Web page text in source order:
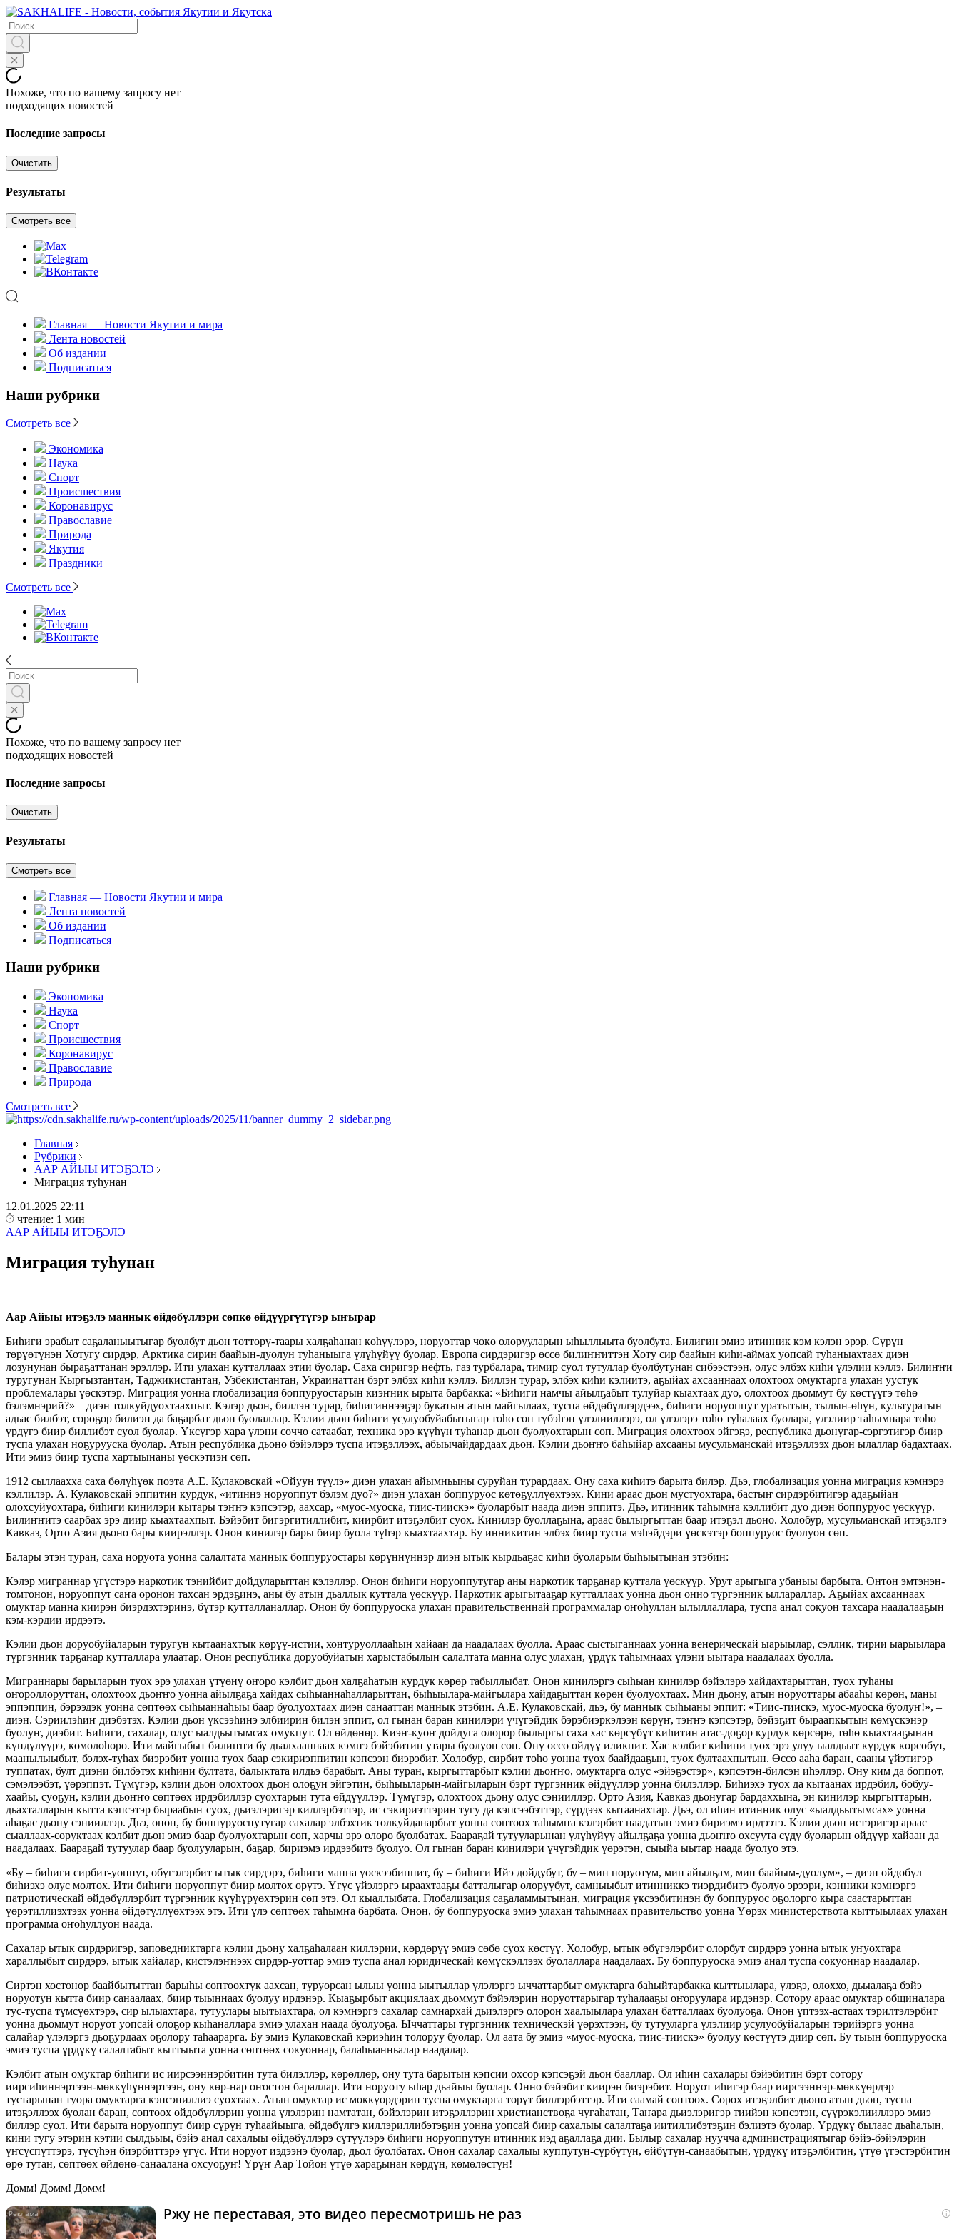
Похоже, что по вашему запросу нет
подходящих новостей
Последние запросы
Очистить
Результаты
Смотреть все
Главная — Новости Якутии и мира
Лента новостей
Об издании
Подписаться
Наши рубрики
Смотреть все
Экономика
Наука
Спорт
Происшествия
Коронавирус
Православие
Природа
Якутия
Праздники
Смотреть все
Похоже, что по вашему запросу нет
подходящих новостей
Последние запросы
Очистить
Результаты
Смотреть все
Главная — Новости Якутии и мира
Лента новостей
Об издании
Подписаться
Наши рубрики
Экономика
Наука
Спорт
Происшествия
Коронавирус
Православие
Природа
Смотреть все
Главная
Рубрики
ААР АЙЫЫ ИТЭҔЭЛЭ
Миграция туһунан
12.01.2025 22:11
чтение: 1 мин
ААР АЙЫЫ ИТЭҔЭЛЭ
Миграция туһунан
Аар Айыы итэҕэлэ маннык өйдөбүллэри сөпкө өйдүүргүтүгэр ыҥырар
Биһиги эрабыт саҕаланыытыгар буолбут дьон төттөрү-таары халҕаһанан көһүүлэрэ, норуоттар чөкө олорууларын ыһыллыыта буолбута. Билигин эмиэ итинник кэм кэлэн эрэр. Сүрүн
төрүөтүнэн Хотугу сирдэр, Арктика сирин баайын-дуолун туһаныыга үлүһүйүү буолар. Европа сирдэригэр өссө билиҥҥиттэн Хоту сир баайын киһи-аймах уопсай туһаныахтаах диэн
лозунунан быраҕаттанан эрэллэр. Ити улахан кутталлаах этии буолар. Саха сиригэр нефть, газ турбалара, тимир суол тутуллар буолбутунан сибээстээн, олус элбэх киһи үлэлии кэллэ. Билиҥҥи
туругунан Кыргызтантан, Таджикистантан, Узбекистантан, Украинаттан бэрт элбэх киһи кэллэ. Биллэн турар, элбэх киһи кэлиитэ, аҕыйах ахсааннаах олохтоох омуктарга улахан уустук
проблемалары үөскэтэр. Миграция уонна глобализация боппуруостарын киэҥник ырыта барбакка: «Биһиги намчы айылҕабыт тулуйар кыахтаах дуо, олохтоох дьоммут бу көстүүгэ төһө
бэлэмнэрий?» – диэн толкуйдуохтаахпыт. Кэлэр дьон, биллэн турар, биһигиннээҕэр букатын атын майгылаах, туспа өйдөбүллэрдээх, биһиги норуоппут уратытын, тылын-өһүн, культуратын
адьас билбэт, сороҕор билиэн да баҕарбат дьон буолаллар. Кэлии дьон биһиги усулуобуйабытыгар төһө сөп түбэһэн үлэлииллэрэ, ол үлэлэрэ төһө туһалаах буолара, үлэлиир таһымнара төһө
үрдүгэ биир биллибэт суол буолар. Үксүгэр хара үлэни соччо сатаабат, техника эрэ күүһүн туһанар дьон буолуохтарын сөп. Миграция олохтоох эйгэҕэ, республика дьонугар-сэргэтигэр биир
туспа улахан ноҕурууска буолар. Атын республика дьоно бэйэлэрэ туспа итэҕэллээх, абыычайдардаах дьон. Кэлии дьоҥҥо баһыйар ахсааны мусульманскай итэҕэллээх дьон ылаллар бадахтаах.
Ити эмиэ биир туспа хартыынаны үөскэтиэн сөп.
1912 сыллаахха саха бөлүһүөк поэта А.Е. Кулаковскай «Ойуун түүлэ» диэн улахан айымньыны суруйан турардаах. Ону саха киһитэ барыта билэр. Дьэ, глобализация уонна миграция кэмнэрэ
кэллилэр. А. Кулаковскай эппитин курдук, «итиннэ норуоппут бэлэм дуо?» диэн улахан боппуруос көтөҕүллүөхтээх. Кини араас дьон мустуохтара, бастыҥ сирдэрбитигэр адаҕыйан
олохсуйуохтара, биһиги кинилэри кытары тэҥҥэ кэпсэтэр, аахсар, «муос-муоска, тиис-тиискэ» буоларбыт наада диэн эппитэ. Дьэ, итинник таһымҥа кэллибит дуо диэн боппуруос үөскүүр.
Билиҥҥитэ саарбах эрэ диир кыахтаахпыт. Бэйэбит бигэргитиллибит, киирбит итэҕэлбит суох. Кинилэр буоллаҕына, араас былыргыттан баар итэҕэл дьоно. Холобур, мусульманскай итэҕэлгэ
Кавказ, Орто Азия дьоно бары киирэллэр. Онон кинилэр бары биир буола түһэр кыахтаахтар. Бу инникитин элбэх биир туспа мэһэйдэри үөскэтэр боппуруос буолуон сөп.
Балары этэн туран, саха норуота уонна салалтата маннык боппуруостары көрүннүннэр диэн ытык кырдьаҕас киһи буоларым быһыытынан этэбин:
Кэлэр миграннар үгүстэрэ наркотик тэнийбит дойдуларыттан кэлэллэр. Онон биһиги норуоппутугар аны наркотик тарҕанар куттала үөскүүр. Урут арыгыга убаныы барбыта. Онтон эмтэнэн-
томтонон, норуоппут саҥа оронон тахсан эрдэҕинэ, аны бу атын дьаллык куттала үөскүүр. Наркотик арыгытааҕар кутталлаах уонна дьон онно түргэнник ыллараллар. Аҕыйах ахсааннаах
омуктар манна киирэн биэрдэхтэринэ, бүтэр кутталланаллар. Онон бу боппуруоска улахан правительственнай программалар оҥоһуллан ылыллаллара, туспа анал сокуон тахсара наадалааҕын
кэм-кэрдии ирдээтэ.
Кэлии дьон доруобуйаларын туругун кытаанахтык көрүү-истии, хонтуруоллааһын хайаан да наадалаах буолла. Араас сыстыганнаах уонна венерическай ыарыылар, сэллик, тирии ыарыылара
түргэнник тарҕанар кутталлара улаатар. Онон республика доруобуйатын харыстабылын салалтата манна олус улахан, үрдүк таһымнаах үлэни ыытара наадалаах буолла.
Миграннары барыларын туох эрэ улахан үтүөнү оҥоро кэлбит дьон халҕаһатын курдук көрөр табыллыбат. Онон кинилэргэ сыһыан кинилэр бэйэлэрэ хайдахтарыттан, туох туһаны
оҥороллоруттан, олохтоох дьоҥҥо уонна айылҕаҕа хайдах сыһыаннаһалларыттан, быһыылара-майгылара хайдаҕыттан көрөн буолуохтаах. Мин дьону, атын норуоттары абааһы көрөн, маны
эппэппин, бэрээдэк уонна сөптөөх сыһыаннаһыы баар буолуохтаах диэн санааттан маннык этэбин. А.Е. Кулаковскай, дьэ, бу маннык сыһыаны эппит: «Тиис-тиискэ, муос-муоска буолуҥ!», –
диэн. Сэриилэһиҥ диэбэтэх. Кэлии дьон үксээһинэ элбиирин билэн эппит, ол гынан баран кинилэри үчүгэйдик бэрэбиэркэлээн көрүҥ, тэҥҥэ кэпсэтэр, бэйэҕит быраапкытын көмүскэнэр
буолуҥ, диэбит. Биһиги, сахалар, олус ыалдьытымсах омукпут. Ол өйдөнөр. Киэҥ-куоҥ дойдуга олорор былыргы саха хас көрсүбүт киһитин атас-доҕор курдук көрсөрө, төһө кыахтааҕынан
күндүлүүрэ, көмөлөһөрө. Ити майгыбыт билиҥҥи бу дьалхааннаах кэмҥэ бэйэбитин утары буолуон сөп. Ону өссө өйдүү иликпит. Хас кэлбит киһини туох эрэ улуу ыалдьыт курдук көрсөбүт,
маанылыыбыт, бэлэх-туһах биэрэбит уонна туох баар сэкириэппитин кэпсээн биэрэбит. Холобур, сирбит төһө уонна туох баайдааҕын, туох бултаахпытын. Өссө ааһа баран, сааны үйэтигэр
туппатах, булт диэни билбэтэх киһини бултата, балыктата илдьэ барабыт. Аны туран, кыргыттарбыт кэлии дьоҥҥо, омуктарга олус «эйэҕэстэр», кэпсэтэн-билсэн иһэллэр. Ону ким да боппот,
сэмэлээбэт, үөрэппэт. Түмүгэр, кэлии дьон олохтоох дьон олоҕун эйгэтин, быһыыларын-майгыларын бэрт түргэнник өйдүүллэр уонна билэллэр. Биһиэхэ туох да кытаанах ирдэбил, бобуу-
хаайы, суоҕун, кэлии дьоҥҥо сөптөөх ирдэбиллэр суохтарын тута өйдүүллэр. Түмүгэр, олохтоох дьону олус сэнииллэр. Орто Азия, Кавказ дьонугар бардаххына, эн кинилэр кыргыттарын,
дьахталларын кытта кэпсэтэр быраабыҥ суох, дьиэлэригэр киллэрбэттэр, ис сэкириэттэрин тугу да кэпсээбэттэр, сүрдээх кытаанахтар. Дьэ, ол иһин итинник олус «ыалдьытымсах» уонна
аһаҕас дьону сэнииллэр. Дьэ, онон, бу боппуруоспутугар сахалар элбэхтик толкуйданарбыт уонна сөптөөх таһымҥа кэлэрбит наадатын эмиэ бириэмэ ирдээтэ. Кэлии дьон истэригэр араас
сыаллаах-соруктаах кэлбит дьон эмиэ баар буолуохтарын сөп, харчы эрэ өлөрө буолбатах. Баараҕай тутууларынан үлүһүйүү айылҕаҕа уонна дьоҥҥо охсуута сүдү буоларын өйдүүр хайаан да
наадалаах. Баараҕай тутуулар баар буолууларын, баҕар, бириэмэ ирдээбитэ буолуо. Ол гынан баран кинилэри үчүгэйдик үөрэтэн, сыыйа ыытар наада буолуо этэ.
«Бу – биһиги сирбит-уоппут, өбүгэлэрбит ытык сирдэрэ, биһиги манна үөскээбиппит, бу – биһиги Ийэ дойдубут, бу – мин норуотум, мин айылҕам, мин баайым-дуолум», – диэн өйдөбүл
биһиэхэ олус мөлтөх. Ити биһиги норуоппут биир мөлтөх өрүтэ. Үгүс үйэлэргэ ыраахтааҕы батталыгар олоруубут, самныыбыт итинниккэ тиэрдибитэ буолуо эрээри, кэнники кэмнэргэ
патриотическай өйдөбүллэрбит түргэнник күүһүрүөхтэрин сөп этэ. Ол кыаллыбата. Глобализация саҕаламмытынан, миграция үксээбитинэн бу боппуруос оҕолорго кыра саастарыттан
үөрэтиллиэхтээх уонна өйдөтүллүөхтээх этэ. Ити үлэ сөптөөх таһымҥа барбата. Онон, бу боппуруоска эмиэ улахан таһымнаах правительство уонна Үөрэх министерствота кыттыылаах улахан
программа оҥоһуллуон наада.
Сахалар ытык сирдэригэр, заповедниктарга кэлии дьону халҕаһалаан киллэрии, көрдөрүү эмиэ сөбө суох көстүү. Холобур, ытык өбүгэлэрбит олорбут сирдэрэ уонна ытык уҥуохтара
хараллыбыт сирдэрэ, ытык хайалар, кистэлэҥнээх сирдэр-уоттар эмиэ туспа анал юридическай көмүскэллээх буолаллара наадалаах. Бу боппуруоска эмиэ анал туспа сокуоннар наадалар.
Сиртэн хостонор баайбытыттан барыһы сөптөөхтүк аахсан, туруорсан ылыы уонна ыытыллар үлэлэргэ ыччаттарбыт омуктарга баһыйтарбакка кыттыылара, үлэҕэ, олоххо, дьыалаҕа бэйэ
норуотун кытта биир санаалаах, биир тыыннаах буолуу ирдэнэр. Кыаҕырбыт акциялаах дьоммут бэйэлэрин норуоттарыгар туһалааҕы оҥоруулара ирдэнэр. Сотору араас омуктар общиналара
тус-туспа түмсүөхтэрэ, сир ылыахтара, тутуулары ыытыахтара, ол кэмнэргэ сахалар самнархай дьиэлэргэ олорон хаалыылара улахан батталлаах буолуоҕа. Онон үптээх-астаах тэрилтэлэрбит
уонна дьоммут норуот уопсай олоҕор кыһаналлара эмиэ улахан наада буолуоҕа. Ыччаттары түргэнник техническэй үөрэхтээн, бу тутууларга үлэлиир усулуобуйаларын тэрийэргэ уонна
салайар үлэлэргэ дьоҕурдаах оҕолору таһаарарга. Бу эмиэ Кулаковскай кэриэһин толоруу буолар. Ол аата бу эмиэ «муос-муоска, тиис-тиискэ» буолуу көстүүтэ диир сөп. Бу тыын боппуруоска
эмиэ туспа үрдүкү салалтабыт кыттыыта уонна сөптөөх сокуоннар, балаһыанньалар наадалар.
Кэлбит атын омуктар биһиги ис иирсээннэрбитин тута билэллэр, көрөллөр, ону тута барытын кэпсии охсор кэпсэҕэй дьон бааллар. Ол иһин сахалары бэйэбитин бэрт сотору
иирсиһиннэртээн-мөккүһүннэртээн, ону көр-нар оҥостон бараллар. Ити норуоту ыһар дьайыы буолар. Онно бэйэбит киирэн биэрэбит. Норуот иһигэр баар иирсээннэр-мөккүөрдэр
тустарынан туора омуктарга кэпсэниллиэ суохтаах. Атын омуктар ис мөккүөрдэрин туспа омуктарга төрүт биллэрбэттэр. Ити саамай сөптөөх. Сорох итэҕэлбит дьоно атын дьон, туспа
итэҕэллээх буолан баран, сөптөөх өйдөбүллэрин уонна үлэлэрин намтатан, бэйэлэрин итэҕэллэрин христианствоҕа чугаһатан, Таҥара дьиэлэригэр тиийэн кэпсэтэн, сүүрэкэлииллэрэ эмиэ
биллэр суол. Ити барыта норуоппут биир сүрүн туһаайыыга, өйдөбүлгэ киллэриллибэтэҕин уонна уопсай биир сахалыы салалтаҕа иитиллибэтэҕин бэлиэтэ буолар. Үрдүкү былаас дьаһалын,
кини тугу этэрин кэтии сылдьыы, бэйэ анал сахалыы өйдөбүллэрэ сүтүүлэрэ биһиги норуоппутун итинник иэд аҕаллаҕа дии. Былыр сахалар нуучча администрациятыгар бэйэ-бэйэлэрин
үҥсүспүттэрэ, түсүһэн биэрбиттэрэ үгүс. Ити норуот иэдээнэ буолар, дьол буолбатах. Онон сахалар сахалыы куппутун-сүрбүтүн, өйбүтүн-санаабытын, үрдүкү итэҕэлбитин, үтүө үгэстэрбитин
өрө тутан, сөптөөх өйдөнө-санаалана охсуоҕуҥ! Үрүҥ Аар Тойон үтүө хараҕынан көрдүн, көмөлөстүн!
Домм! Домм! Домм!
i
Ржу не переставая, это видео пересмотришь не раз